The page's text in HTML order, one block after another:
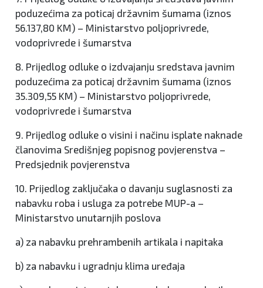
poduzećima za poticaj državnim šumama (iznos
56.137,80 KM) – Ministarstvo poljoprivrede,
vodoprivrede i šumarstva
8. Prijedlog odluke o izdvajanju sredstava javnim
poduzećima za poticaj državnim šumama (iznos
35.309,55 KM) – Ministarstvo poljoprivrede,
vodoprivrede i šumarstva
9. Prijedlog odluke o visini i načinu isplate naknade
članovima Središnjeg popisnog povjerenstva –
Predsjednik povjerenstva
10. Prijedlog zaključaka o davanju suglasnosti za
nabavku roba i usluga za potrebe MUP-a –
Ministarstvo unutarnjih poslova
a) za nabavku prehrambenih artikala i napitaka
b) za nabavku i ugradnju klima uređaja